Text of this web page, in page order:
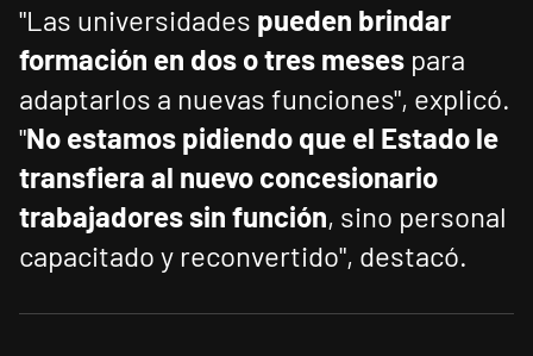
"Las universidades pueden brindar
formación en dos o tres meses para
adaptarlos a nuevas funciones", explicó.
"No estamos pidiendo que el Estado le
transfiera al nuevo concesionario
trabajadores sin función, sino personal
capacitado y reconvertido", destacó.